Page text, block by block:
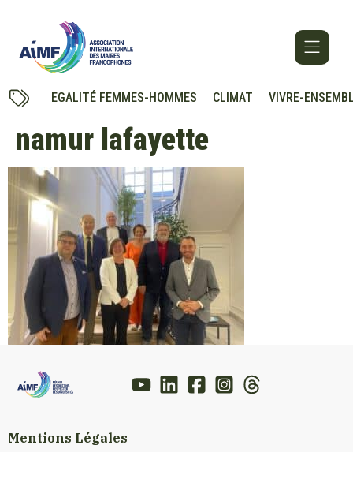
EGALITÉ FEMMES-HOMMES CLIMAT VIVRE-
namur lafayette
Mentions Légales